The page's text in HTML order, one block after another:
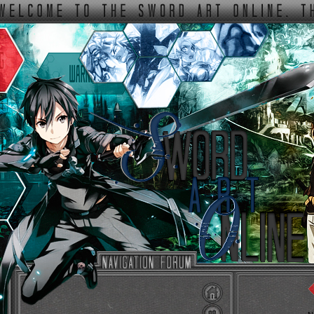
ФОРУМ